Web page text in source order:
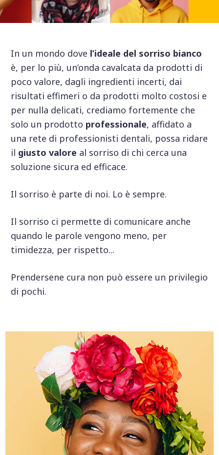
In un mondo dove l’ideale del sorriso bianco
è, per lo più, un’onda cavalcata da prodotti di
poco valore, dagli ingredienti incerti, dai
risultati effimeri o da prodotti molto costosi e
per nulla delicati, crediamo fortemente che
solo un prodotto professionale, affidato a
una rete di professionisti dentali, possa ridare
il giusto valore al sorriso di chi cerca una
soluzione sicura ed efficace.
Il sorriso è parte di noi. Lo è sempre.
Il sorriso ci permette di comunicare anche
quando le parole vengono meno, per
timidezza, per rispetto...
Prendersene cura non può essere un privilegio
di pochi.